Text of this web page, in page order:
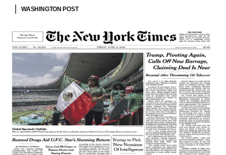
WASHINGTON POST